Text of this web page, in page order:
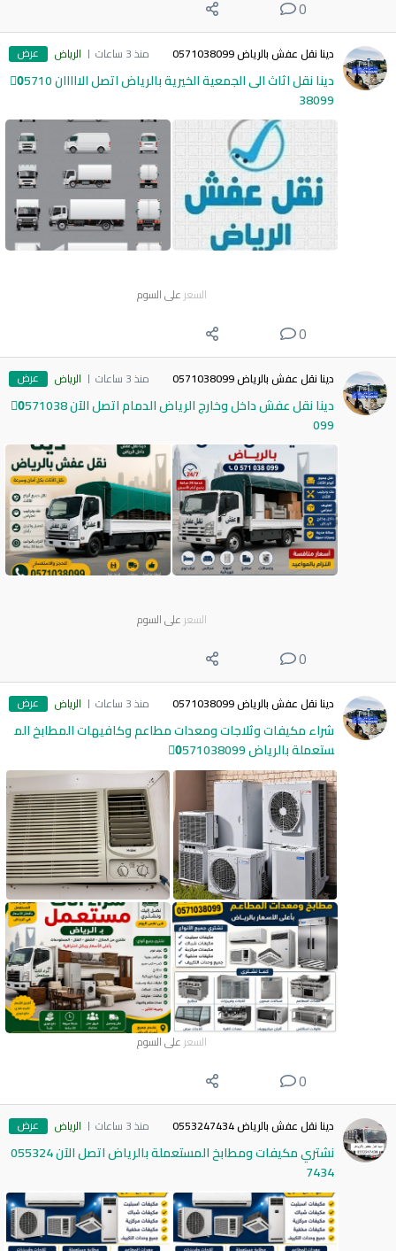
0
دينا نقل عفش بالرياض 0571038099 منذ 3 ساعات الرياض عرض
دينا نقل اثاث الى الجمعية الخيرية بالرياض اتصل الااااان 0َ5710
38099
السعر على السوم
0
دينا نقل عفش بالرياض 0571038099 منذ 3 ساعات الرياض عرض
دينا نقل عفش داخل وخارج الرياض الدمام اتصل الآن 0َ571038
099
السعر على السوم
0
دينا نقل عفش بالرياض 0571038099 منذ 3 ساعات الرياض عرض
شراء مكيفات وثلاجات ومعدات مطاعم وكافيهات المطابخ الم
ستعملة بالرياض 0َ571038099
السعر على السوم
0
دينا نقل عفش بالرياض 0553247434 منذ 3 ساعات الرياض عرض
نشتري مكيفات ومطابخ المستعملة بالرياض اتصل الآن 055324
7434